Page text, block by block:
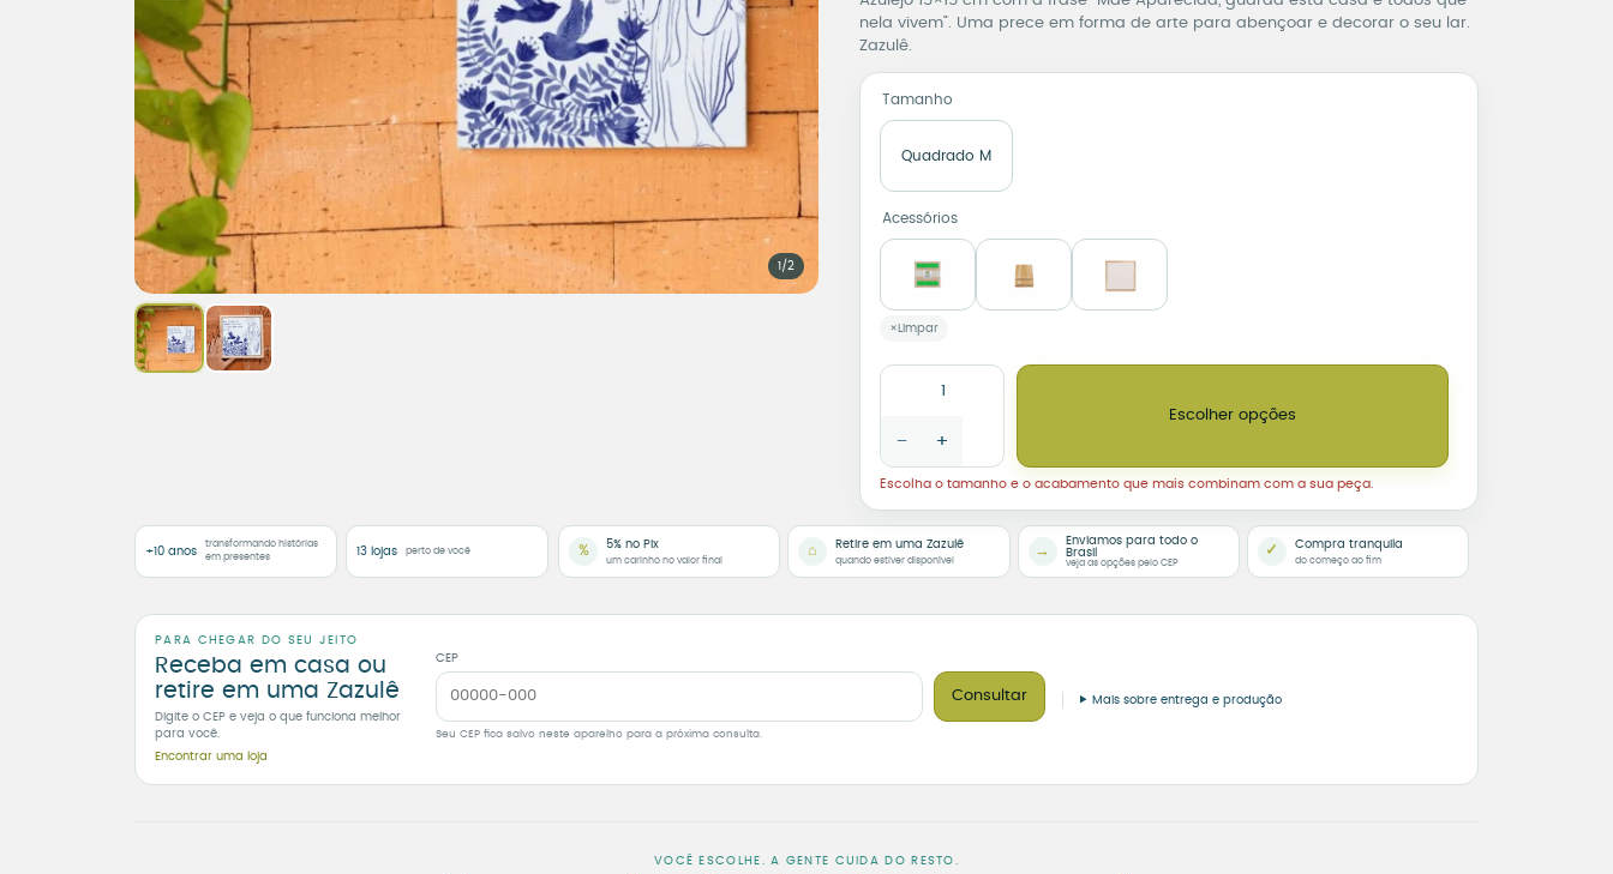
1/2
nela vivem”. Uma prece em forma de arte para abençoar e decorar o seu lar.
Zazulê.
Tamanho
Quadrado M
Acessórios
Limpar
Azulejo Decorativo Mãe Aparecida, Guarda Esta Casa e Todos que Nela Vivem quantidade
− +
Escolher opções
Escolha o tamanho e o acabamento que mais combinam com a sua peça.
+10 anos
transformando histórias
em presentes
13 lojas perto de você % 5% no Pix
um carinho no valor final
⌂ Retire em uma Zazulê
quando estiver disponível
→
Enviamos para todo o
Brasil
veja as opções pelo CEP
✓ Compra tranquila
do começo ao fim
PARA CHEGAR DO SEU JEITO
Receba em casa ou
retire em uma Zazulê
Digite o CEP e veja o que funciona melhor
para você.
Encontrar uma loja
CEP
Consultar
Seu CEP fica salvo neste aparelho para a próxima consulta.
Mais sobre entrega e produção
VOCÊ ESCOLHE. A GENTE CUIDA DO RESTO.